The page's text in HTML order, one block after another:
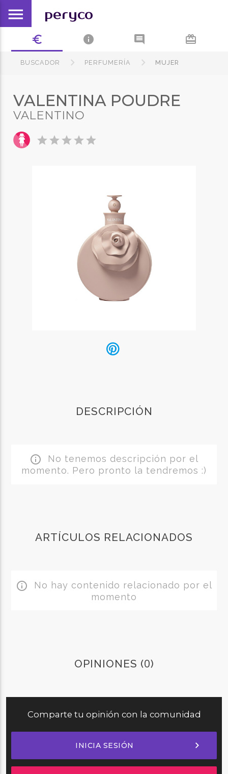
menu peryco
euro_symbol info comment card_giftcard
BUSCADOR PERFUMERÍA MUJER
VALENTINA POUDRE
VALENTINO
starstarstarstarstar
DESCRIPCIÓN
info_outline No tenemos descripción por el
momento. Pero pronto la tendremos :)
ARTÍCULOS RELACIONADOS
info_outline No hay contenido relacionado por el
momento
OPINIONES (0)
Comparte tu opinión con la comunidad
INICIA SESIÓN chevron_right